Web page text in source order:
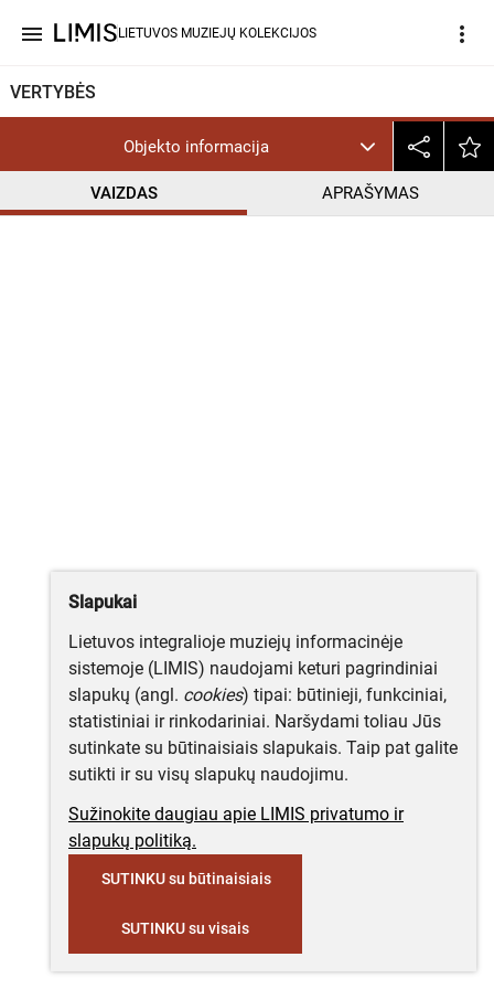
menu LIETUVOS MUZIEJŲ KOLEKCIJOS more_vert
VERTYBĖS
Objekto informacija
VAIZDAS APRAŠYMAS
CC BY help_outline
Slapukai
Lietuvos integralioje muziejų informacinėje
sistemoje (LIMIS) naudojami keturi pagrindiniai
slapukų (angl. cookies) tipai: būtinieji, funkciniai,
statistiniai ir rinkodariniai. Naršydami toliau Jūs
sutinkate su būtinaisiais slapukais. Taip pat galite
sutikti ir su visų slapukų naudojimu.
Sužinokite daugiau apie LIMIS privatumo ir
slapukų politiką.
SUTINKU su būtinaisiais
SUTINKU su visais